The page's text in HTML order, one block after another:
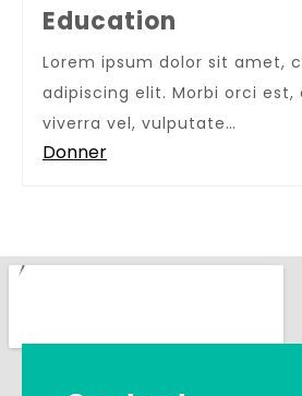
Education
Lorem ipsum dolor sit amet,
adipiscing elit. Morbi orci est,
viverra vel, vulputate…
Donner